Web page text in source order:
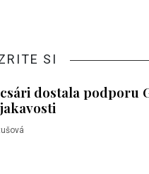
SI
dostala podporu